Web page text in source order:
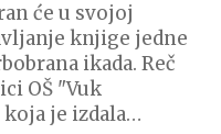
će u svojoj
knjige jedne
ikada. Reč
OŠ "Vuk
je izdala…